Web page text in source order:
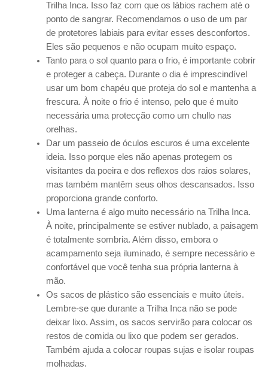
Trilha Inca. Isso faz com que os lábios rachem até o
ponto de sangrar. Recomendamos o uso de um par
de protetores labiais para evitar esses desconfortos.
Eles são pequenos e não ocupam muito espaço.
Tanto para o sol quanto para o frio, é importante cobrir
e proteger a cabeça. Durante o dia é imprescindível
usar um bom chapéu que proteja do sol e mantenha a
frescura. À noite o frio é intenso, pelo que é muito
necessária uma protecção como um chullo nas
orelhas.
Dar um passeio de óculos escuros é uma excelente
ideia. Isso porque eles não apenas protegem os
visitantes da poeira e dos reflexos dos raios solares,
mas também mantêm seus olhos descansados. Isso
proporciona grande conforto.
Uma lanterna é algo muito necessário na Trilha Inca.
À noite, principalmente se estiver nublado, a paisagem
é totalmente sombria. Além disso, embora o
acampamento seja iluminado, é sempre necessário e
confortável que você tenha sua própria lanterna à
mão.
Os sacos de plástico são essenciais e muito úteis.
Lembre-se que durante a Trilha Inca não se pode
deixar lixo. Assim, os sacos servirão para colocar os
restos de comida ou lixo que podem ser gerados.
Também ajuda a colocar roupas sujas e isolar roupas
molhadas.